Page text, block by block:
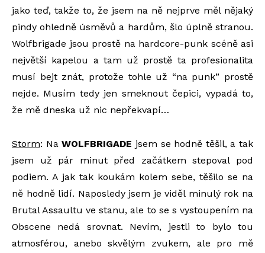
jako teď, takže to, že jsem na ně nejprve měl nějaký
pindy ohledně úsměvů a hardům, šlo úplně stranou.
Wolfbrigade jsou prostě na hardcore-punk scéně asi
největší kapelou a tam už prostě ta profesionalita
musí bejt znát, protože tohle už “na punk” prostě
nejde. Musím tedy jen smeknout čepici, vypadá to,
že mě dneska už nic nepřekvapí…
Storm: NaWOLFBRIGADE jsem se hodně těšil, a tak
jsem už pár minut před začátkem stepoval pod
podiem. A jak tak koukám kolem sebe, těšilo se na
ně hodně lidí. Naposledy jsem je viděl minulý rok na
Brutal Assaultu ve stanu, ale to se s vystoupením na
Obscene nedá srovnat. Nevím, jestli to bylo tou
atmosférou, anebo skvělým zvukem, ale pro mě